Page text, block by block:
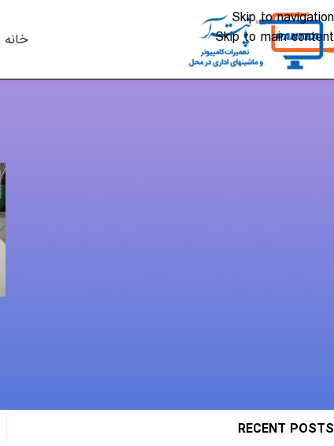
Skip to navigation
Skip to main content
خانه
RECENT POSTS